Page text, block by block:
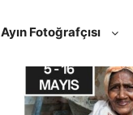
Ayın Fotoğrafçısı